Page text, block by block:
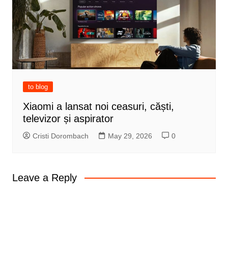
to blog
Xiaomi a lansat noi ceasuri, căști,
televizor și aspirator
Cristi Dorombach May 29, 2026 0
Leave a Reply